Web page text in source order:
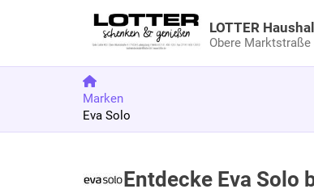
LOTTER
Obere Marktstraße
Marken
Eva Solo
Zu den Produkten springen
Entdecke Eva Solo